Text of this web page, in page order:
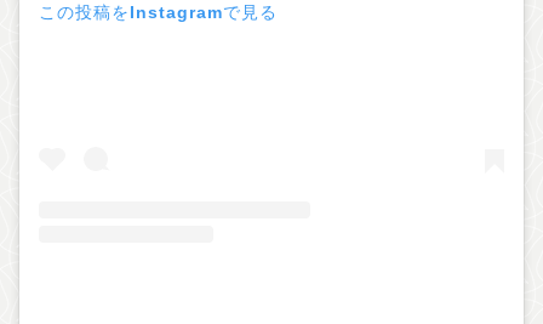
この投稿をInstagramで見る